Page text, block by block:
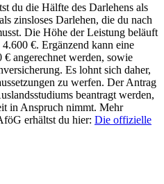
du die Hälfte des Darlehens als
zinsloses Darlehen, die du nach
Die Höhe der Leistung beläuft
€. Ergänzend kann eine
€ angerechnet werden, sowie
Es lohnt sich daher,
zu werfen. Der Antrag
beantragt werden,
in Anspruch nimmt. Mehr
erhältst du hier: Die offizielle